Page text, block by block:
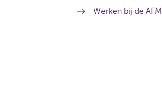
Werken bij de AFM